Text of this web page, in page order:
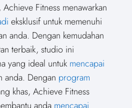
r
e
o
n
t
e
r
e
s
t
r
o
n
k
d
n
r
e
o
n
i
, Achieve Fitness menawarkan
eksklusif untuk memenuhi
anda. Dengan kemudahan
terbaik, studio ini
yang ideal untuk mencapai
anda. Dengan program
khas, Achieve Fitness